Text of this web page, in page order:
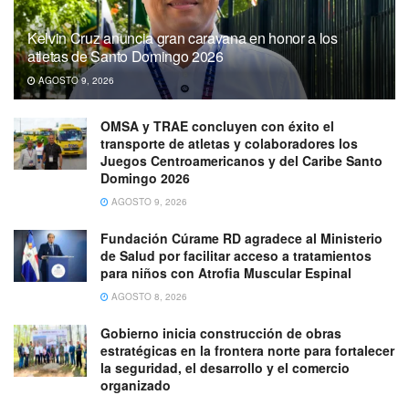
Kelvin Cruz anuncia gran caravana en honor a los
atletas de Santo Domingo 2026
AGOSTO 9, 2026
OMSA y TRAE concluyen con éxito el
transporte de atletas y colaboradores los
Juegos Centroamericanos y del Caribe Santo
Domingo 2026
AGOSTO 9, 2026
Fundación Cúrame RD agradece al Ministerio
de Salud por facilitar acceso a tratamientos
para niños con Atrofia Muscular Espinal
AGOSTO 8, 2026
Gobierno inicia construcción de obras
estratégicas en la frontera norte para fortalecer
la seguridad, el desarrollo y el comercio
organizado